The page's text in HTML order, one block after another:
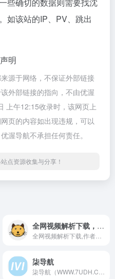
如该站的IP、PV、跳出
明
源于网络，不保证外部链接
外部链接的指向，不由优渥
上午12:15收录时，该网页上
页的内容如出现违规，可以
渥导航不承担任何责任。
点资源收集与分享！
全网视频解析下载，作者主页批量解析下载，视频去水印下载
柒导航